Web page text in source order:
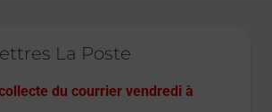
La Poste
du courrier vendredi à